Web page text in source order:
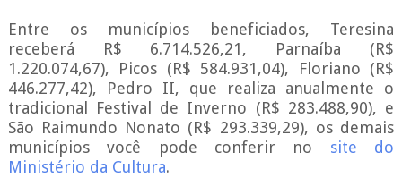
Entre os municípios beneficiados, Teresina
receberá R$ 6.714.526,21, Parnaíba (R$
1.220.074,67), Picos (R$ 584.931,04), Floriano (R$
446.277,42), Pedro II, que realiza anualmente o
tradicional Festival de Inverno (R$ 283.488,90), e
São Raimundo Nonato (R$ 293.339,29), os demais
municípios você pode conferir no site do
Ministério da Cultura.